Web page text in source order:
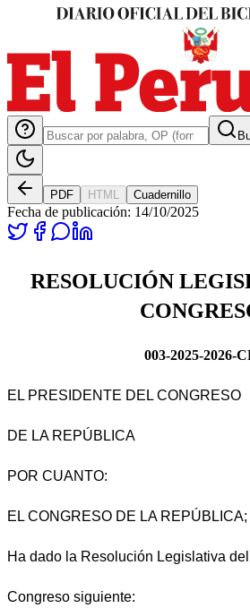
PDF HTML Cuadernillo
Fecha de publicación: 14/10/2025
RESOLUCIÓN
003-2025-2026-
EL PRESIDENTE DEL CONGRESO
DE LA REPÚBLICA
POR CUANTO:
EL CONGRESO DE LA REPÚBLICA;
Ha dado la Resolución Legislativa del
Congreso siguiente: